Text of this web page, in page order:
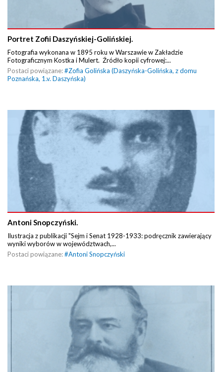
Portret Zofii Daszyńskiej-Golińskiej.
Fotografia wykonana w 1895 roku w Warszawie w Zakładzie
Fotograficznym Kostka i Mulert. Źródło kopii cyfrowej:...
Postaci powiązane:#Zofia Golińska (Daszyńska-Golińska, z domu
Poznańska, 1.v. Daszyńska)
Antoni Snopczyński.
Ilustracja z publikacji "Sejm i Senat 1928-1933: podręcznik zawierający
wyniki wyborów w województwach,...
Postaci powiązane:#Antoni Snopczyński